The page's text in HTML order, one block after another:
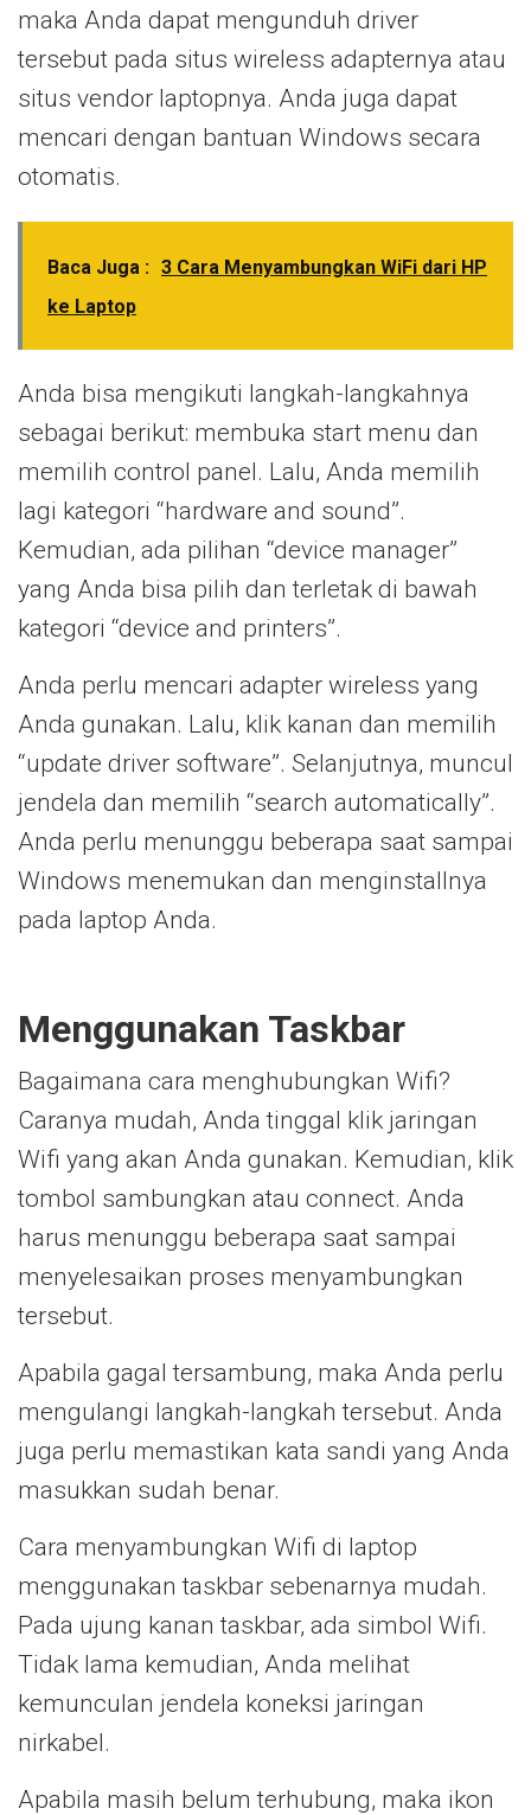
maka Anda dapat mengunduh driver
tersebut pada situs wireless adapternya atau
situs vendor laptopnya. Anda juga dapat
mencari dengan bantuan Windows secara
otomatis.
Baca Juga : 3 Cara Menyambungkan WiFi dari HP
ke Laptop
Anda bisa mengikuti langkah-langkahnya
sebagai berikut: membuka start menu dan
memilih control panel. Lalu, Anda memilih
lagi kategori “hardware and sound”.
Kemudian, ada pilihan “device manager”
yang Anda bisa pilih dan terletak di bawah
kategori “device and printers”.
Anda perlu mencari adapter wireless yang
Anda gunakan. Lalu, klik kanan dan memilih
“update driver software”. Selanjutnya, muncul
jendela dan memilih “search automatically”.
Anda perlu menunggu beberapa saat sampai
Windows menemukan dan menginstallnya
pada laptop Anda.
Menggunakan Taskbar
Bagaimana cara menghubungkan Wifi?
Caranya mudah, Anda tinggal klik jaringan
Wifi yang akan Anda gunakan. Kemudian, klik
tombol sambungkan atau connect. Anda
harus menunggu beberapa saat sampai
menyelesaikan proses menyambungkan
tersebut.
Apabila gagal tersambung, maka Anda perlu
mengulangi langkah-langkah tersebut. Anda
juga perlu memastikan kata sandi yang Anda
masukkan sudah benar.
Cara menyambungkan Wifi di laptop
menggunakan taskbar sebenarnya mudah.
Pada ujung kanan taskbar, ada simbol Wifi.
Tidak lama kemudian, Anda melihat
kemunculan jendela koneksi jaringan
nirkabel.
Apabila masih belum terhubung, maka ikon